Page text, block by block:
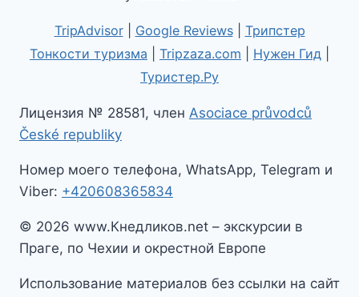
TripAdvisor| Google Reviews| Трипстер
Тонкости туризма
Tripzaza.com Нужен Гид
Туристер.Ру
Лицензия № 28581, член Asociace průvodců
České republiky
Номер моего телефона, WhatsApp, Telegram и
Viber: +420608365834
© 2026 www.Кнедликов.net – экскурсии в
Праге, по Чехии и окрестной Европе
Использование материалов без ссылки на сайт